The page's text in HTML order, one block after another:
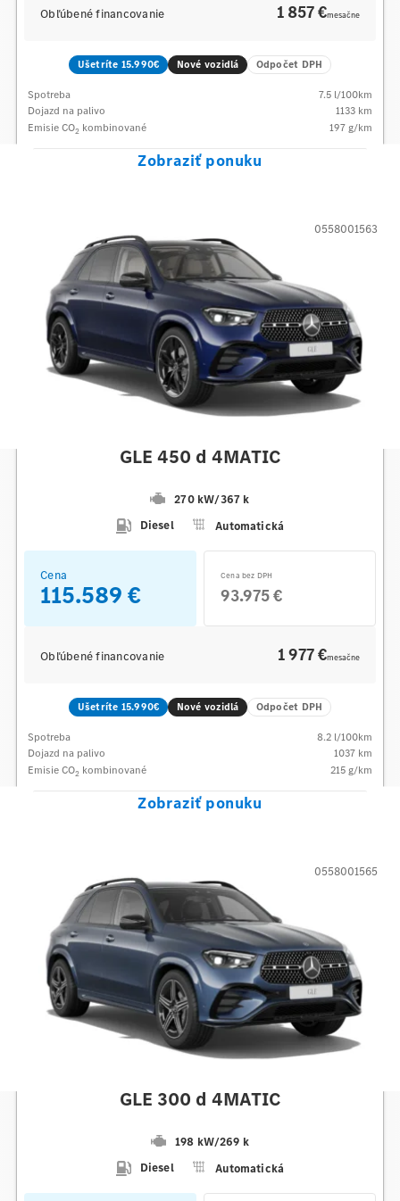
Obľúbené financovanie 1 857 €mesačne
Ušetríte 15.990€ Nové vozidlá Odpočet DPH
Spotreba 7.5 l/100km
Dojazd na palivo
1133 km
Emisie CO2 kombinované 197 g/km
Zobraziť ponuku
GLE 450 d 4MATIC
270 kW/367 k
Diesel
Automatická
0558001563
Cena
115.589 €
Cena bez DPH
93.975 €
Obľúbené financovanie 1 977 €mesačne
Ušetríte 15.990€ Nové vozidlá Odpočet DPH
Spotreba 8.2 l/100km
Dojazd na palivo
1037 km
Emisie CO2 kombinované 215 g/km
Zobraziť ponuku
GLE 300 d 4MATIC
198 kW/269 k
Diesel
Automatická
0558001565